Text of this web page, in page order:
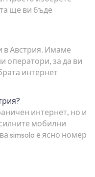
ще ви бъде
в Австрия. Имаме
оператори, за да ви
интернет
интернет, но и
мобилни
simsolo е ясно номер